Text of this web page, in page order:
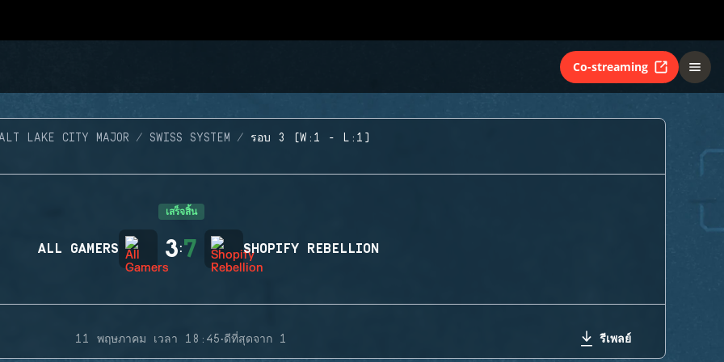
Co-streaming
LAKE CITY MAJOR SWISS SYSTEM รอบ 3 (W:1 - L:1)
เสร็จสิ้น
ALL GAMERS 3:7 SHOPIFY REBELLION
11 พฤษภาคม เวลา 18:45·ดีที่สุดจาก 1 รีเพลย์